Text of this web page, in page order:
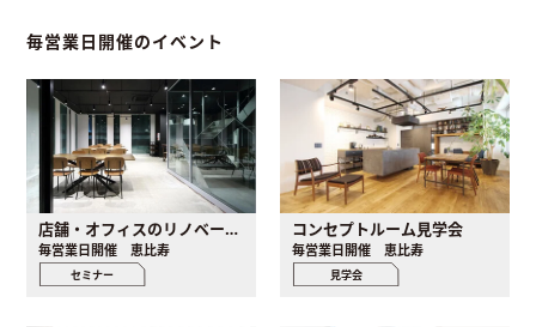
毎営業日開催のイベント
店舗・オフィスのリノベーション個別セミナー
毎営業日開催 恵比寿
セミナー
コンセプトルーム見学会
毎営業日開催 恵比寿
見学会